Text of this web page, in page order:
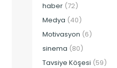
haber (72)
Medya (40)
Motivasyon (6)
sinema (80)
Tavsiye Köşesi (59)